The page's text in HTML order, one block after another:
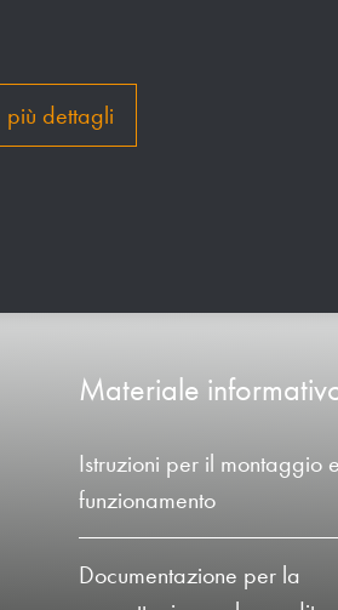
più dettagli
Materiale
Istruzioni per il montaggio e
funzionamento
Documentazione per la